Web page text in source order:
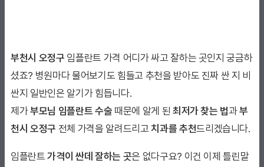
부천시 오정구 임플란트 가격 어디가 싸고 잘하는 곳인지 궁금하
셨죠? 병원마다 물어보기도 힘들고 추천을 받아도 진짜 싼 지 비
싼지 일반인은 알기가 힘듭니다.
제가부모님 임플란트 수술 때문에 알게 된 최저가 찾는 법과부
천시 오정구 전체 가격을 알려드리고치과를 추천드리겠습니다.
임플란트가격이 싼데 잘하는 곳은 없다구요? 이건 이제 틀린말